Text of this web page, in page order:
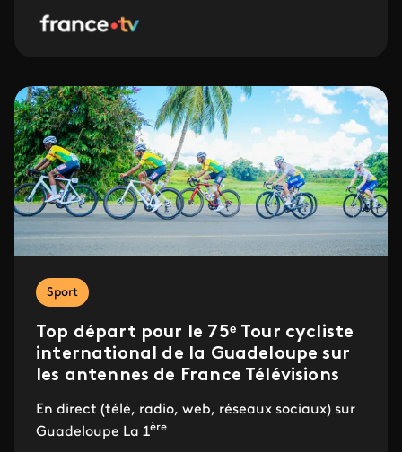
Sport
Top départ pour le 75ᵉ Tour cycliste
international de la Guadeloupe sur
les antennes de France Télévisions
En direct (télé, radio, web, réseaux sociaux) sur
Guadeloupe La 1ère